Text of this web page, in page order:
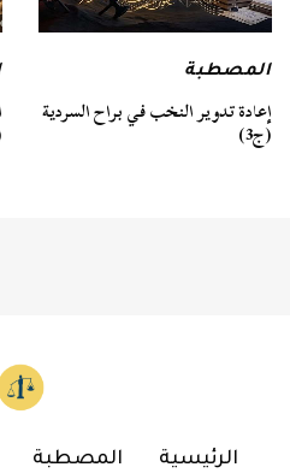
المصطبة
إعادة تدوير النخب في براح السردية
(ج3)
الرئيسية المصطبة